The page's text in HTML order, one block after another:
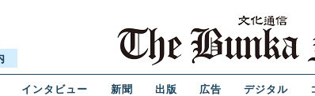
インタビュー 新聞 出版 広告 デジタル